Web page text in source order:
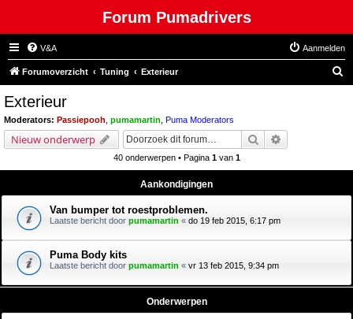
Forum Pumadrivers
V&A Aanmelden
Forumoverzicht Tuning Exterieur
Exterieur
Moderators: Passiepooh pumamartin Puma Moderators
Nieuw onderwerp Zoek
40 onderwerpen • Pagina 1van 1
Aankondigingen
Van bumper tot roestproblemen.
Laatste bericht door pumamartin « do 19 feb 2015, 6:17 pm
Puma Body kits
Laatste bericht door pumamartin « vr 13 feb 2015, 9:34 pm
Onderwerpen